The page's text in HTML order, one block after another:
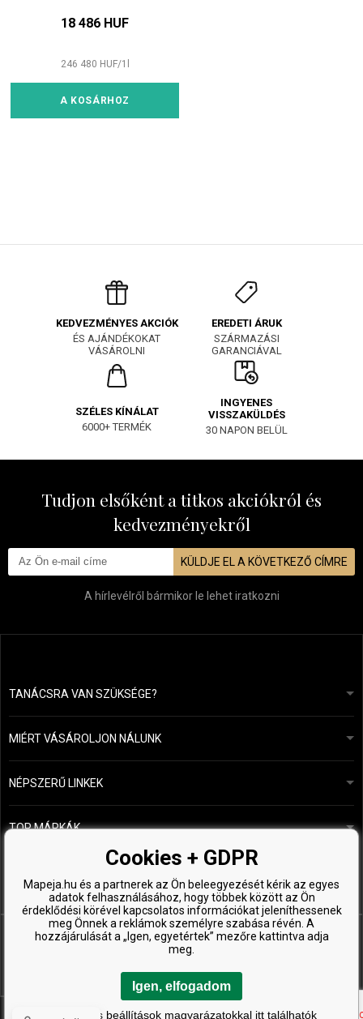
18 486 HUF
246 480 HUF/1
A KOSÁRHOZ
KEDVEZMÉNYES AKCIÓK
ÉS AJÁNDÉKOKAT
VÁSÁROLNI
EREDETI ÁRUK
SZÁRMAZÁSI
GARANCIÁVAL
SZÉLES KÍNÁLAT
6000+ TERMÉK
INGYENES
VISSZAKÜLDÉS
30 NAPON BELÜL
Tudjon elsőként a titkos akciókról és
kedvezményekről
KÜLDJE EL A KÖVETKEZŐ CÍMRE
A hírlevélről bármikor le lehet iratkozni
TANÁCSRA VAN SZÜKSÉGE?info@mapeja.hu
24 órán belül válaszolunk.
MIÉRT VÁSÁROLJON NÁLUNK
Általános szerződési feltételek (ÁSZF)
Személyes adatok védelme
Fizetési és szállítási áttekintés
Áru visszaküldése
NÉPSZERŰ LINKEK
A mi történetünk
TOP MÁRKÁK
Kérastase
O&M
Paul Mitchell
Wella Professionals
Zenz Organic
Copyright © 2026 ProHealthyHair.cz, Minden jog fenntartva
Cookies + GDPR
Mapeja.hu és a partnerek az Ön beleegyezését kérik az egyes
adatok felhasználásához, hogy többek között az Ön
érdeklődési körével kapcsolatos információkat jeleníthessenek
meg Önnek a reklámok személyre szabása révén. A
hozzájárulását a „Igen, egyetértek” mezőre kattintva adja
meg.
Igen, elfogadom
A részletes beállítások magyarázatokkal itt találhatók